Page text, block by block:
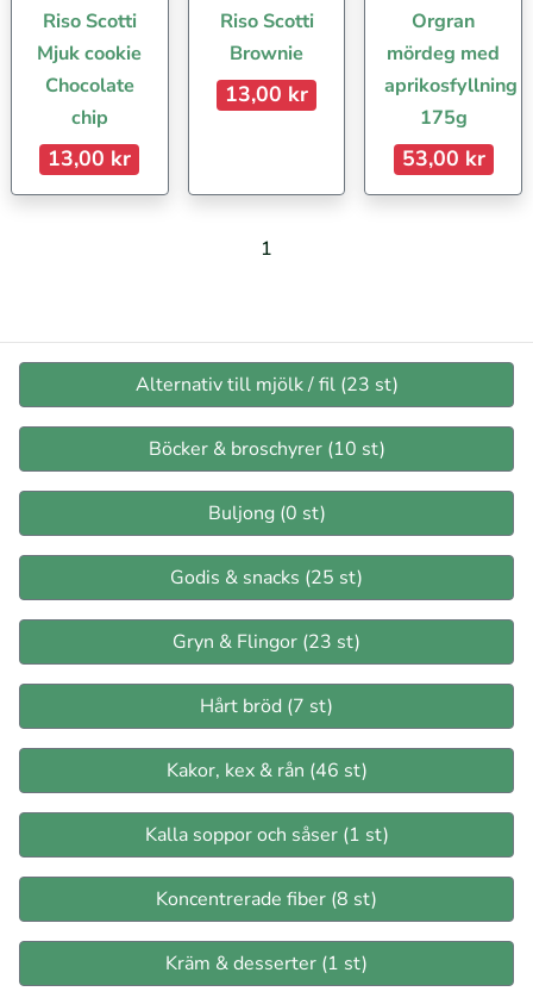
Riso Scotti
Mjuk cookie
Chocolate
chip
13,00 kr
Riso Scotti
Brownie
13,00 kr
Orgran
mördeg med
aprikosfyllning
175g
53,00 kr
1
Alternativ till mjölk / fil (23 st)
Böcker & broschyrer (10 st)
Buljong (0 st)
Godis & snacks (25 st)
Gryn & Flingor (23 st)
Hårt bröd (7 st)
Kakor, kex & rån (46 st)
Kalla soppor och såser (1 st)
Koncentrerade fiber (8 st)
Kräm & desserter (1 st)